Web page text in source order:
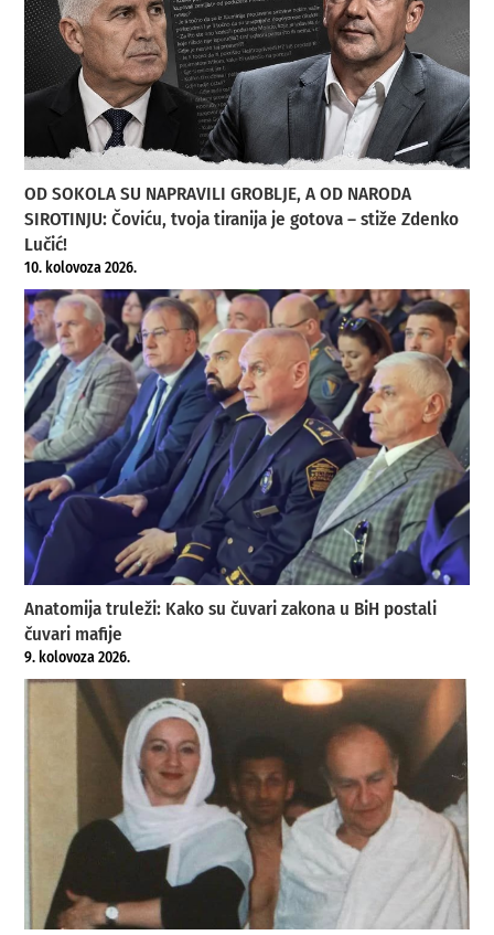
OD SOKOLA SU NAPRAVILI GROBLJE, A OD NARODA
SIROTINJU: Čoviću, tvoja tiranija je gotova – stiže Zdenko
Lučić!
10. kolovoza 2026.
Anatomija truleži: Kako su čuvari zakona u BiH postali
čuvari mafije
9. kolovoza 2026.